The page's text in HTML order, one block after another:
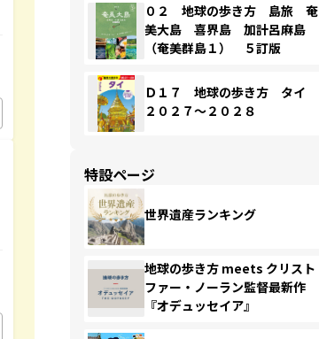
０２ 地球の歩き方 島旅 奄
美大島 喜界島 加計呂麻島
（奄美群島１） ５訂版
Ｄ１７ 地球の歩き方 タイ
２０２７～２０２８
特設ページ
世界遺産ランキング
地球の歩き方 meets クリスト
ファー・ノーラン監督最新作
『オデュッセイア』